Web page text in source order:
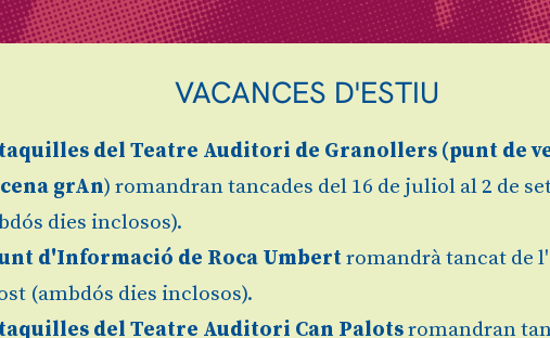
11 anys
VACANCES D'ESTIU
taquilles del Teatre Auditori de Granollers (punt de
grAn) romandran tancades del 16 de juliol al 2 de
dies inclosos).
d'Informació de Roca Umbertromandrà tancat de
(ambdós dies inclosos).
taquilles del Teatre Auditori Can Palotsromandran